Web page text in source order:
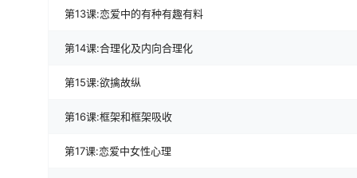
第13课:恋爱中的有种有趣有料
第14课:合理化及内向合理化
第15课:欲擒故纵
第16课:框架和框架吸收
第17课:恋爱中女性心理